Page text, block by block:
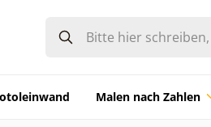
Malen nach Zahlen